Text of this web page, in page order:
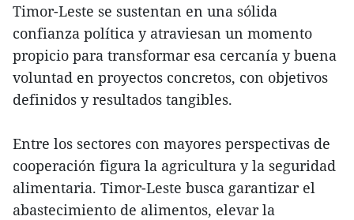
Timor-Leste se sustentan en una sólida
confianza política y atraviesan un momento
propicio para transformar esa cercanía y buena
voluntad en proyectos concretos, con objetivos
definidos y resultados tangibles.
Entre los sectores con mayores perspectivas de
cooperación figura la agricultura y la seguridad
alimentaria. Timor-Leste busca garantizar el
abastecimiento de alimentos, elevar la